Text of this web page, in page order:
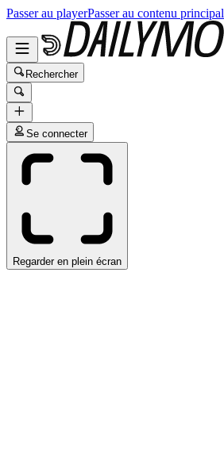
Passer au playerPasser au contenu principal
Rechercher
Se connecter
Regarder en plein écran